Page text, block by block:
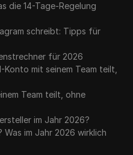
die 14-Tage-Regelung
schreibt: Tipps für
für 2026
mit seinem Team teilt,
Team teilt, ohne
im Jahr 2026?
Was im Jahr 2026 wirklich